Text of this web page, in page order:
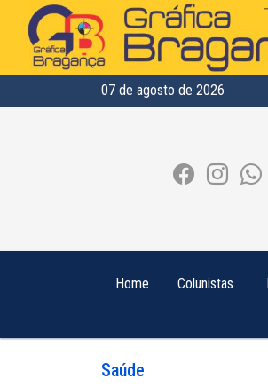
07 de agosto de 2026
Home Colunistas
Saúde